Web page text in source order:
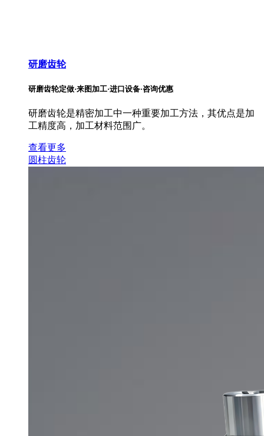
研磨齿轮
研磨齿轮定做·来图加工·进口设备·咨询优惠
研磨齿轮是精密加工中一种重要加工方法，其优点是加
工精度高，加工材料范围广。
查看更多
圆柱齿轮